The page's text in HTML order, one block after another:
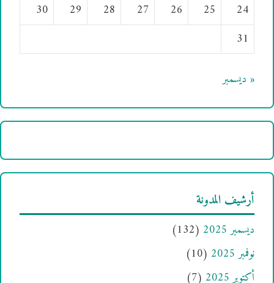
24
25
26
27
28
29
30
31
« ديسمبر
أرشيف المدونة
ديسمبر 2025
(132)
نوفمبر 2025
(10)
أكتوبر 2025
(7)